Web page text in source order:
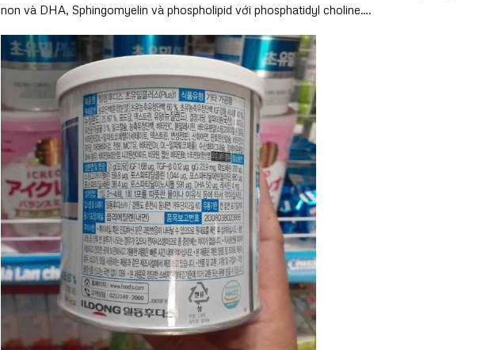
non và DHA, Sphingomyelin và phospholipid với phosphatidyl choline….